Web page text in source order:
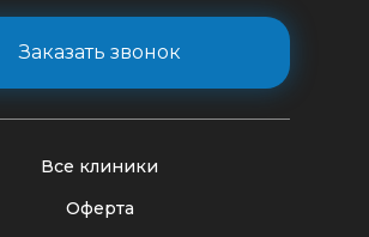
Оферта
Все клиники
Заказать звонок